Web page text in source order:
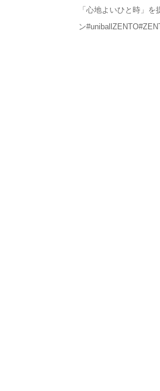
「心地よいひと時」
ン